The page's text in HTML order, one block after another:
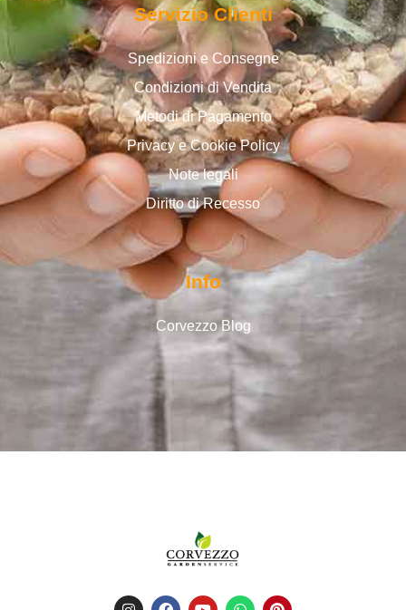
Servizio Clienti
Spedizioni e Consegne
Condizioni di Vendita
Metodi di Pagamento
Privacy e Cookie Policy
Note legali
Diritto di Recesso
Info
Corvezzo Blog